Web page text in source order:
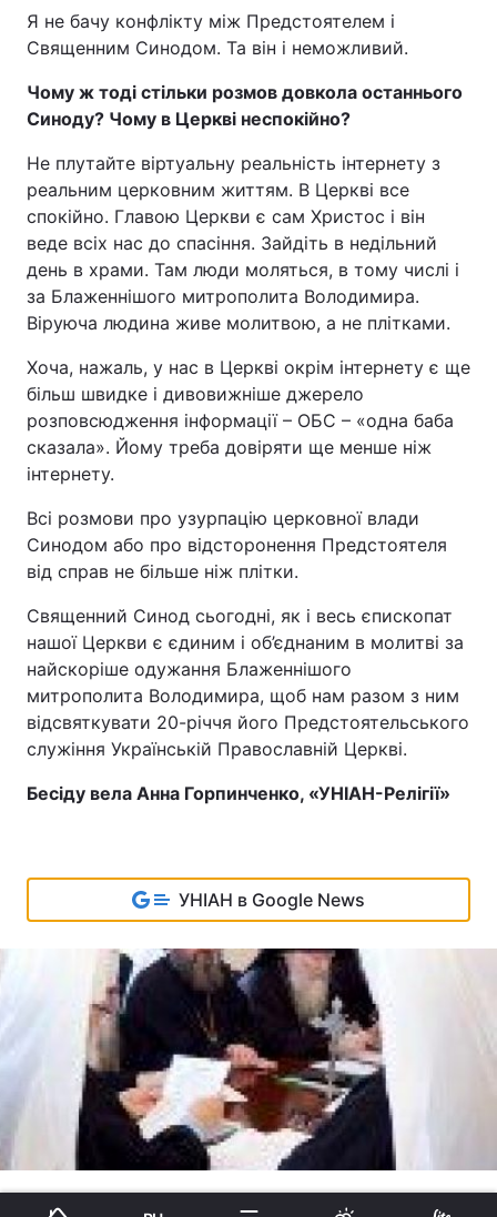
Я не бачу конфлікту між Предстоятелем і
Священним Синодом. Та він і неможливий.
Чому ж тоді стільки розмов довкола останнього
Синоду? Чому в Церкві неспокійно?
Не плутайте віртуальну реальність інтернету з
реальним церковним життям. В Церкві все
спокійно. Главою Церкви є сам Христос і він
веде всіх нас до спасіння. Зайдіть в недільний
день в храми. Там люди моляться, в тому числі і
за Блаженнішого митрополита Володимира.
Віруюча людина живе молитвою, а не плітками.
Хоча, нажаль, у нас в Церкві окрім інтернету є ще
більш швидке і дивовижніше джерело
розповсюдження інформації – ОБС – «одна баба
сказала». Йому треба довіряти ще менше ніж
інтернету.
Всі розмови про узурпацію церковної влади
Синодом або про відсторонення Предстоятеля
від справ не більше ніж плітки.
Священний Синод сьогодні, як і весь єпископат
нашої Церкви є єдиним і об’єднаним в молитві за
найскоріше одужання Блаженнішого
митрополита Володимира, щоб нам разом з ним
відсвяткувати 20-річчя його Предстоятельського
служіння Українській Православній Церкві.
Бесіду вела Анна Горпинченко, «УНІАН-Релігії»
УНІАН в Google News